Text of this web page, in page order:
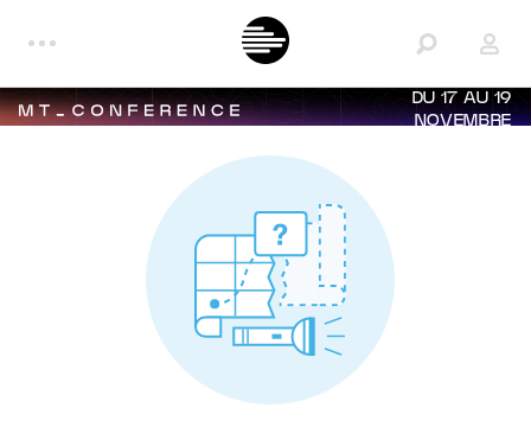
DU 17 AU 19
NOVEMBRE